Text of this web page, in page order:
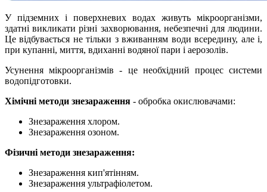
У підземних і поверхневих водах живуть мікроорганізми,
здатні викликати різні захворювання, небезпечні для людини.
Це відбувається не тільки з вживанням води всередину, але і,
при купанні, миття, вдиханні водяної пари і аерозолів.
Усунення мікроорганізмів - це необхідний процес системи
водопідготовки.
Хімічні методи знезараження - обробка окислювачами:
Знезараження хлором.
Знезараження озоном.
Фізичні методи знезараження:
Знезараження кип'ятінням.
Знезараження ультрафіолетом.